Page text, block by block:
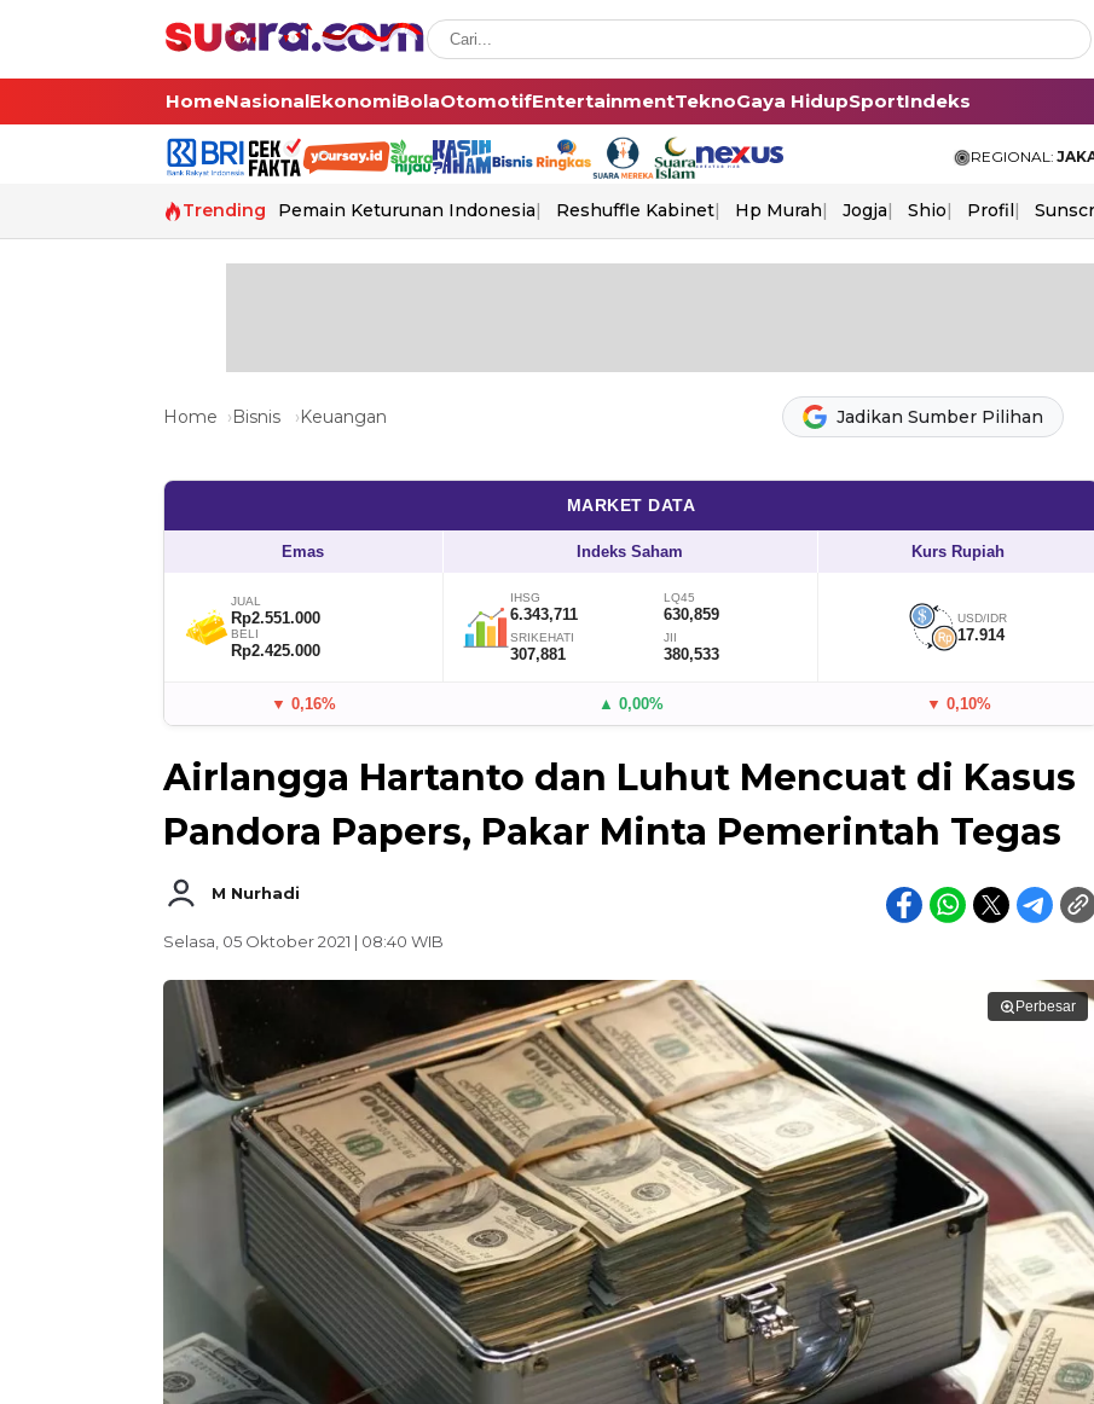
HomeNasionalEkonomiBolaOtomotifEntertainmentTeknoGaya HidupSportIndeks
REGIONAL:
Trending Pemain Keturunan Indonesia Reshuffle Kabinet Hp Murah Jogja Shio Profil
Home Bisnis Keuangan Jadikan Sumber Pilihan
MARKET DATA
Emas Indeks Saham Kurs Rupiah
JUAL
Rp2.551.000
BELI
Rp2.425.000
IHSG
6.343,711
LQ45
630,859
SRIKEHATI
307,881
JII
380,533
USD/IDR
17.914
▼ 0,16% ▲ 0,00% ▼ 0,10%
Airlangga Hartanto dan Luhut Mencuat di Kasus
Pandora Papers, Pakar Minta Pemerintah Tegas
M Nurhadi
Selasa, 05 Oktober 2021 | 08:40 WIB
Perbesar